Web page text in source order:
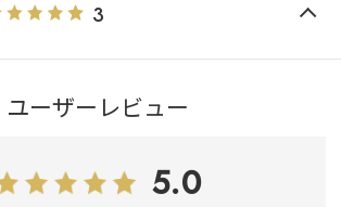
3
ユーザーレビュー
5.0